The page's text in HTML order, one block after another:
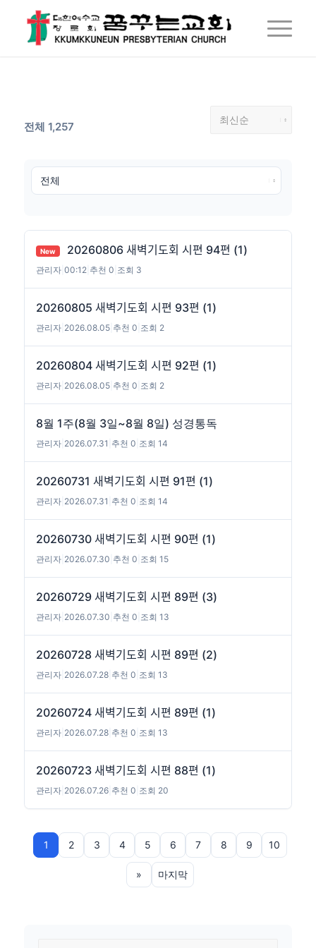
전체 1,257
New 20260806 새벽기도회 시편 94편 (1)
관리자| 00:12| 추천 0 조회 3
20260805 새벽기도회 시편 93편 (1)
관리자| 2026.08.05| 추천 0 조회 2
20260804 새벽기도회 시편 92편 (1)
관리자| 2026.08.05| 추천 0 조회 2
8월 1주(8월 3일~8월 8일) 성경통독
관리자| 2026.07.31 추천 0 조회 14
20260731 새벽기도회 시편 91편 (1)
관리자| 2026.07.31 추천 0 조회 14
20260730 새벽기도회 시편 90편 (1)
관리자| 2026.07.30 추천 0 조회 15
20260729 새벽기도회 시편 89편 (3)
관리자| 2026.07.30 추천 0 조회 13
20260728 새벽기도회 시편 89편 (2)
관리자| 2026.07.28| 추천 0 조회 13
20260724 새벽기도회 시편 89편 (1)
관리자| 2026.07.28| 추천 0 조회 13
20260723 새벽기도회 시편 88편 (1)
관리자| 2026.07.26| 추천 0 조회 20
1 2 3 4 5 6 7 8 9 10
» 마지막